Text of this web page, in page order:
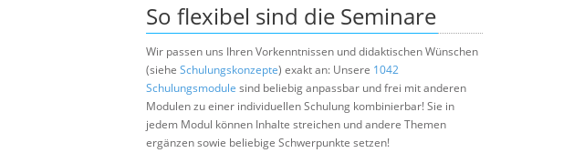
So flexibel sind die Seminare
Wir passen uns Ihren Vorkenntnissen und didaktischen Wünschen
(siehe Schulungskonzepte) exakt an: Unsere 1042
Schulungsmodule sind beliebig anpassbar und frei mit anderen
Modulen zu einer individuellen Schulung kombinierbar! Sie in
jedem Modul können Inhalte streichen und andere Themen
ergänzen sowie beliebige Schwerpunkte setzen!